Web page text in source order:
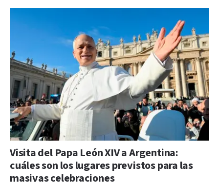
Visita del Papa León XIV a Argentina:
cuáles son los lugares previstos para las
masivas celebraciones